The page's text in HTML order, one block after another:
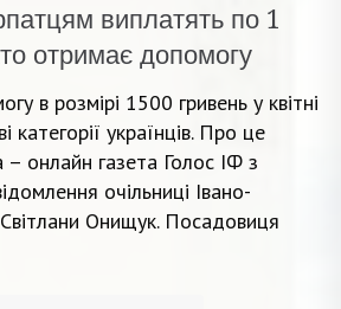
виплатять по 1
отримає допомогу
в розмірі 1500 гривень у квітні
категорії українців. Про це
онлайн газета Голос ІФ з
очільниці Івано-
Онищук. Посадовиця